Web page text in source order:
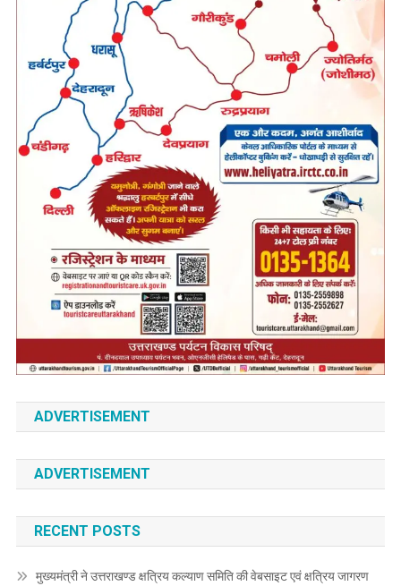
ADVERTISEMENT
ADVERTISEMENT
RECENT POSTS
मुख्यमंत्री ने उत्तराखण्ड क्षत्रिय कल्याण समिति की वेबसाइट एवं क्षत्रिय जागरण